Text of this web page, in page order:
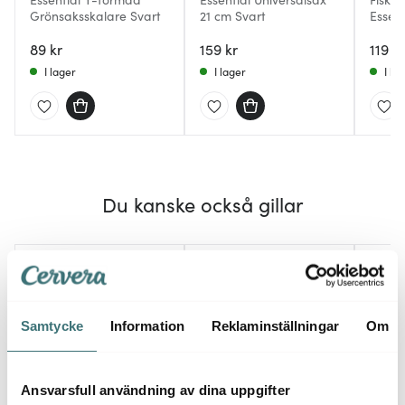
Samtycke Information Reklaminställningar Om
Ansvarsfull användning av dina uppgifter
Grönsaksskalare Svart
89 kr
I lager
21 cm Svart
159 kr
I lager
119 kr
I
Du kanske också gillar
25%